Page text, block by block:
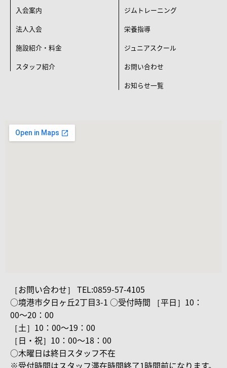
入会案内
法人入会
施設紹介・料金
スタッフ紹介
ジムトレーニング
栄養指導
ジュニアスクール
お問い合わせ
お知らせ一覧
［お問い合わせ］ TEL:0859-57-4105
○境港市夕日ヶ丘2丁目3-1 ○受付時間 ［平日］10：
00〜20：00
［土］10：00〜19：00
［日・祝］10：00〜18：00
○木曜日は終日スタッフ不在